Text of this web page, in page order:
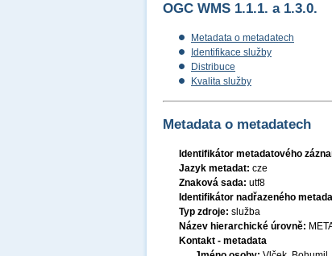
OGC WMS 1.1.1. a 1.3.0.
Metadata o metadatech
Identifikace služby
Distribuce
Kvalita služby
Metadata o metadatech
Identifikátor metadatového
Jazyk metadat: cze
Znaková sada: utf8
Identifikátor nadřazeného
Typ zdroje: služba
Název hierarchické úrovně:
Kontakt - metadata